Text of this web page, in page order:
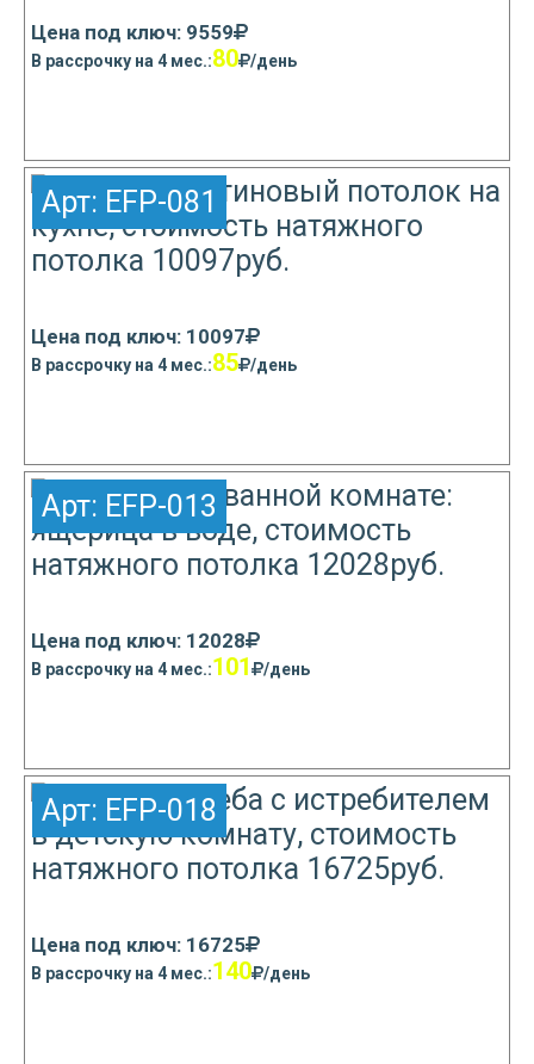
Цена под ключ: 9559
В рассрочку на 4 мес.:80 /день
Арт: EFP-081
Цена под ключ: 10097
В рассрочку на 4 мес.:85 /день
Арт: EFP-013
Цена под ключ: 12028
В рассрочку на 4 мес.:101 /день
Арт: EFP-018
Цена под ключ: 16725
В рассрочку на 4 мес.:140 /день